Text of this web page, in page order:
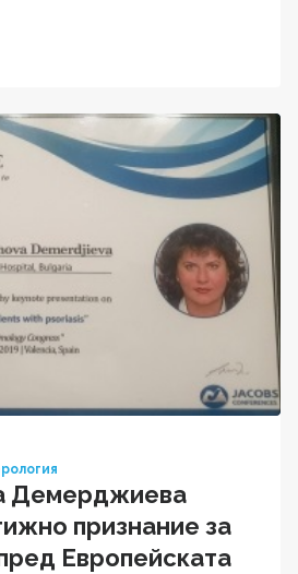
Демерджиева
признание за
Европейската